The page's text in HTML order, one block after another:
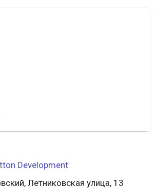
Development
Летниковская улица, 13